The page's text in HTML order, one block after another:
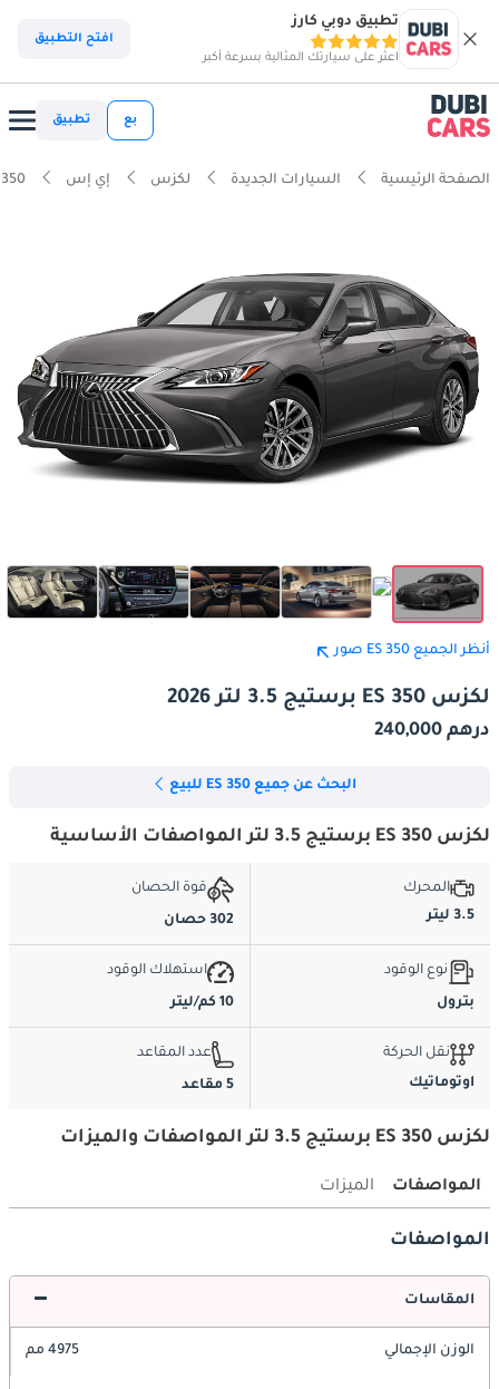
تطبيق دوبي كارز
اعثر على سيارتك المثالية بسرعة أكبر
افتح التطبيق
بع تطبيق
الصفحة الرئيسية السيارات الجديدة لكزس إي إس 350
أنظر الجميع ES 350 صور
لكزس ES 350 برستيج 3.5 لتر 2026
درهم 240,000
البحث عن جميع ES 350 للبيع
لكزس ES 350 برستيج 3.5 لتر المواصفات الأساسية
المحرك
3.5 ليتر
قوة الحصان
302 حصان
نوع الوقود
بترول
استهلاك الوقود
10 كم/ليتر
نقل الحركة
اوتوماتيك
عدد المقاعد
5 مقاعد
لكزس ES 350 برستيج 3.5 لتر المواصفات والميزات
المواصفات الميزات
المواصفات
المقاسات
الوزن الإجمالي 4975 مم